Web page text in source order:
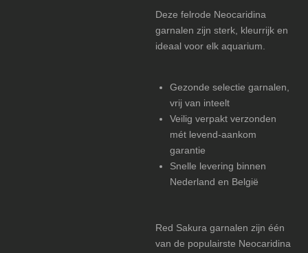
Deze felrode Neocaridina
garnalen zijn sterk, kleurrijk en
ideaal voor elk aquarium.
Gezonde selectie garnalen,
vrij van inteelt
Veilig verpakt verzonden
mét levend-aankom
garantie
Snelle levering binnen
Nederland en België
Red Sakura garnalen zijn één
van de populairste Neocaridina